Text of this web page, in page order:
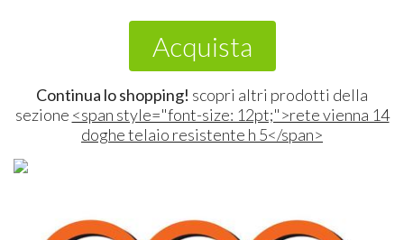
Acquista
Continua lo shopping! scopri altri prodotti della
sezione <span style="font-size: 12pt;">rete vienna 14
doghe telaio resistente h 5</span>